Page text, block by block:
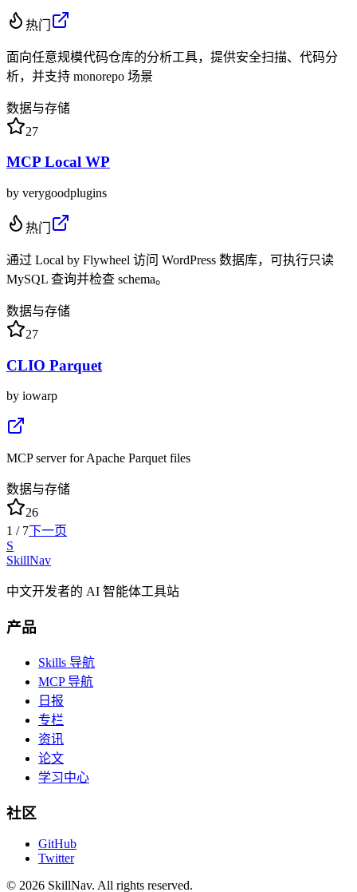
热门
面向任意规模代码仓库的分析工具，提供安全扫描、代码分
析，并支持 monorepo 场景
数据与存储
27
MCP Local WP
by verygoodplugins
热门
通过 Local by Flywheel 访问 WordPress 数据库，可执行只读
MySQL 查询并检查 schema。
数据与存储
27
CLIO Parquet
by iowarp
MCP server for Apache Parquet files
数据与存储
26
1 / 7下一页
S
SkillNav
中文开发者的 AI 智能体工具站
产品
Skills 导航
MCP 导航
日报
专栏
资讯
论文
学习中心
社区
GitHub
Twitter
© 2026 SkillNav. All rights reserved.